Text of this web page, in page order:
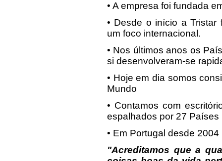
• A empresa foi fundada
• Desde o início a Tristar
um foco internacional.
• Nos últimos anos os
si desenvolveram-se
• Hoje em dia somos
Mundo
• Contamos com
espalhados por 27 Países
• Em Portugal desde 2004
"Acreditamos que a